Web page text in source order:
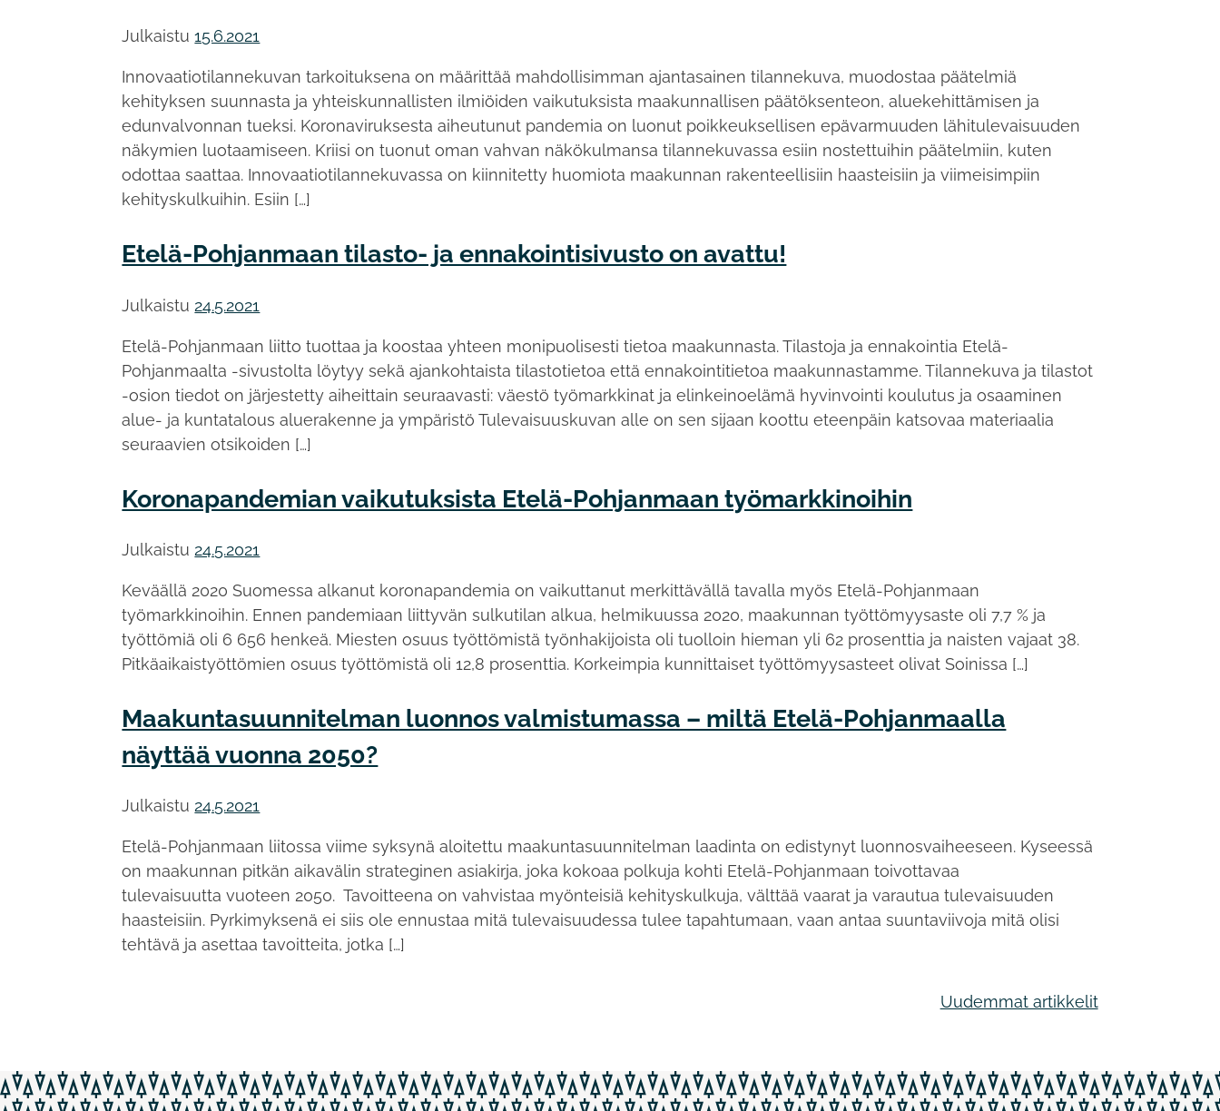
Julkaistu15.6.2021
Innovaatiotilannekuvan tarkoituksena on määrittää mahdollisimman ajantasainen tilannekuva, muodostaa päätelmiä
kehityksen suunnasta ja yhteiskunnallisten ilmiöiden vaikutuksista maakunnallisen päätöksenteon, aluekehittämisen ja
edunvalvonnan tueksi. Koronaviruksesta aiheutunut pandemia on luonut poikkeuksellisen epävarmuuden lähitulevaisuuden
näkymien luotaamiseen. Kriisi on tuonut oman vahvan näkökulmansa tilannekuvassa esiin nostettuihin päätelmiin, kuten
odottaa saattaa. Innovaatiotilannekuvassa on kiinnitetty huomiota maakunnan rakenteellisiin haasteisiin ja viimeisimpiin
kehityskulkuihin. Esiin […]
Etelä-Pohjanmaan tilasto- ja ennakointisivusto on avattu!
Julkaistu 24.5.2021
Etelä-Pohjanmaan liitto tuottaa ja koostaa yhteen monipuolisesti tietoa maakunnasta. Tilastoja ja ennakointia Etelä-
Pohjanmaalta -sivustolta löytyy sekä ajankohtaista tilastotietoa että ennakointitietoa maakunnastamme. Tilannekuva ja tilastot
-osion tiedot on järjestetty aiheittain seuraavasti: väestö työmarkkinat ja elinkeinoelämä hyvinvointi koulutus ja osaaminen
alue- ja kuntatalous aluerakenne ja ympäristö Tulevaisuuskuvan alle on sen sijaan koottu eteenpäin katsovaa materiaalia
seuraavien otsikoiden […]
Koronapandemian vaikutuksista Etelä-Pohjanmaan työmarkkinoihin
Julkaistu 24.5.2021
Keväällä 2020 Suomessa alkanut koronapandemia on vaikuttanut merkittävällä tavalla myös Etelä-Pohjanmaan
työmarkkinoihin. Ennen pandemiaan liittyvän sulkutilan alkua, helmikuussa 2020, maakunnan työttömyysaste oli 7,7 % ja
työttömiä oli 6 656 henkeä. Miesten osuus työttömistä työnhakijoista oli tuolloin hieman yli 62 prosenttia ja naisten vajaat 38.
Pitkäaikaistyöttömien osuus työttömistä oli 12,8 prosenttia. Korkeimpia kunnittaiset työttömyysasteet olivat Soinissa […]
Maakuntasuunnitelman luonnos valmistumassa – miltä Etelä-Pohjanmaalla
näyttää vuonna 2050?
Julkaistu24.5.2021
Etelä-Pohjanmaan liitossa viime syksynä aloitettu maakuntasuunnitelman laadinta on edistynyt luonnosvaiheeseen. Kyseessä
on maakunnan pitkän aikavälin strateginen asiakirja, joka kokoaa polkuja kohti Etelä-Pohjanmaan toivottavaa
tulevaisuutta vuoteen 2050. Tavoitteena on vahvistaa myönteisiä kehityskulkuja, välttää vaarat ja varautua tulevaisuuden
haasteisiin. Pyrkimyksenä ei siis ole ennustaa mitä tulevaisuudessa tulee tapahtumaan, vaan antaa suuntaviivoja mitä olisi
tehtävä ja asettaa tavoitteita, jotka […]
Uudemmat artikkelit